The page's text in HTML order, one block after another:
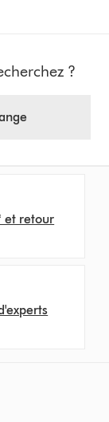
?
et retour